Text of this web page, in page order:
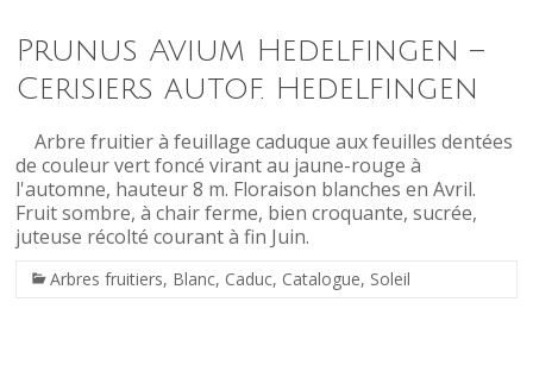
Prunus Avium Hedelfingen –
Cerisiers autof. Hedelfingen
Arbre fruitier à feuillage caduque aux feuilles dentées
de couleur vert foncé virant au jaune-rouge à
l'automne, hauteur 8 m. Floraison blanches en Avril.
Fruit sombre, à chair ferme, bien croquante, sucrée,
juteuse récolté courant à fin Juin.
Arbres fruitiers, Blanc, Caduc, Catalogue, Soleil